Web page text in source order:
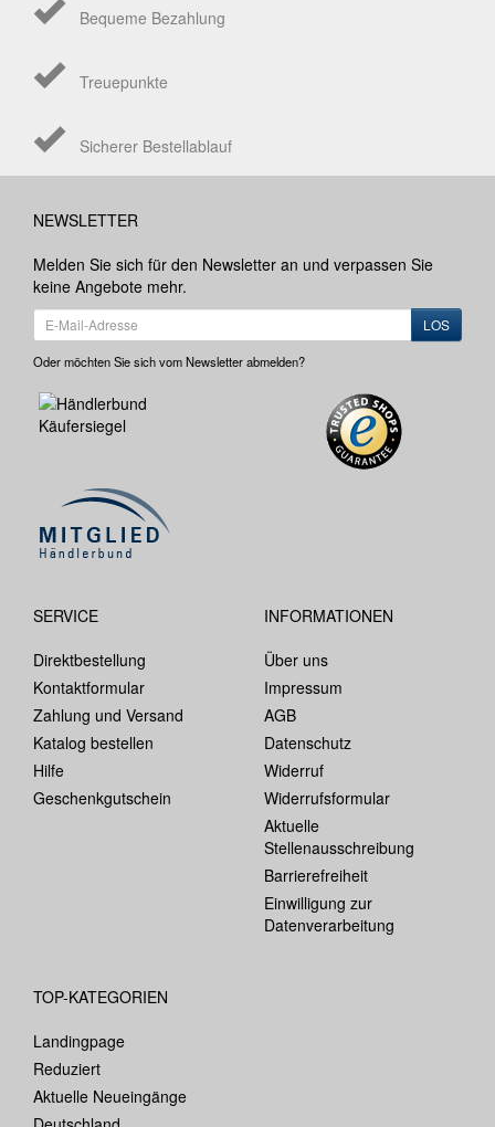
Bequeme Bezahlung
Treuepunkte
Sicherer Bestellablauf
NEWSLETTER
Melden Sie sich für den Newsletter an und verpassen Sie
keine Angebote mehr.
LOS
Oder möchten Sie sich vom Newsletter abmelden?
SERVICE
Direktbestellung
Kontaktformular
Zahlung und Versand
Katalog bestellen
Hilfe
Geschenkgutschein
INFORMATIONEN
Über uns
Impressum
AGB
Datenschutz
Widerruf
Widerrufsformular
Aktuelle
Stellenausschreibung
Barrierefreiheit
Einwilligung zur
Datenverarbeitung
TOP-KATEGORIEN
Landingpage
Reduziert
Aktuelle Neueingänge